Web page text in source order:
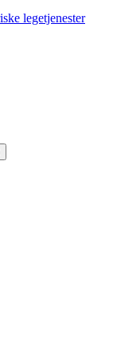
legetjenester